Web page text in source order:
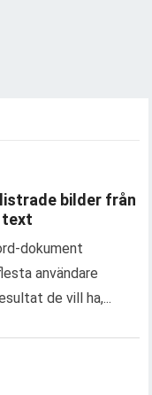
bilder från
text
dokument
användare
de vill ha,...